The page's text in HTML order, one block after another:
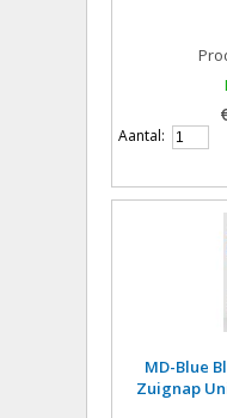
Aantal:
MD-Blue
Zuignap